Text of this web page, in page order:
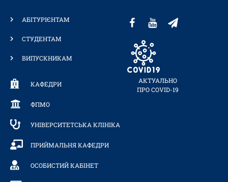
АБІТУРІЄНТАМ
СТУДЕНТАМ
ВИПУСКНИКАМ
КАФЕДРИ
ФПМО
УНІВЕРСИТЕТСЬКА КЛІНІКА
ПРИЙМАЛЬНЯ КАФЕДРИ
ОСОБИСТИЙ КАБІНЕТ
АКТУАЛЬНО
ПРО COVID-19